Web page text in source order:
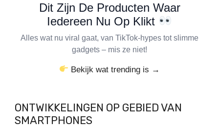
Dit Zijn De Producten Waar
Iedereen Nu Op Klikt
Alles wat nu viral gaat, van TikTok-hypes tot slimme
gadgets – mis ze niet!
Bekijk wat trending is →
ONTWIKKELINGEN OP GEBIED VAN
SMARTPHONES